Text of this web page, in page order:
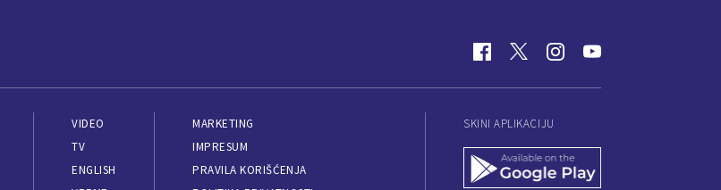
VIDEO
TV
ENGLISH
MARKETING
IMPRESUM
PRAVILA KORIŠĆENJA
SKINI APLIKACIJU